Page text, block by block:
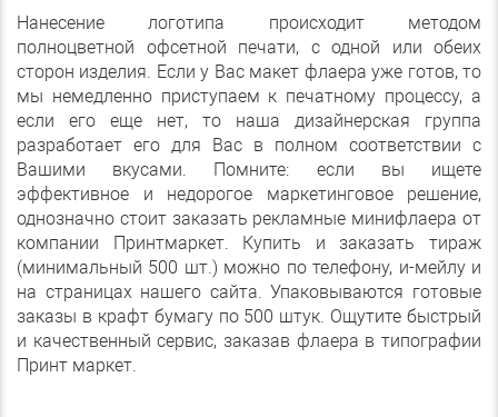
Нанесение логотипа происходит методом
полноцветной офсетной печати, с одной или обеих
сторон изделия. Если у Вас макет флаера уже готов, то
мы немедленно приступаем к печатному процессу, а
если его еще нет, то наша дизайнерская группа
разработает его для Вас в полном соответствии с
Вашими вкусами. Помните: если вы ищете
эффективное и недорогое маркетинговое решение,
однозначно стоит заказать рекламные минифлаера от
компании Принтмаркет. Купить и заказать тираж
(минимальный 500 шт.) можно по телефону, и-мейлу и
на страницах нашего сайта. Упаковываются готовые
заказы в крафт бумагу по 500 штук. Ощутите быстрый
и качественный сервис, заказав флаера в типографии
Принт маркет.